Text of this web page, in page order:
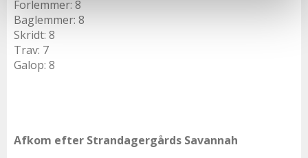
Forlemmer: 8
Baglemmer: 8
Skridt: 8
Trav: 7
Galop: 8
Afkom efter Strandagergårds Savannah